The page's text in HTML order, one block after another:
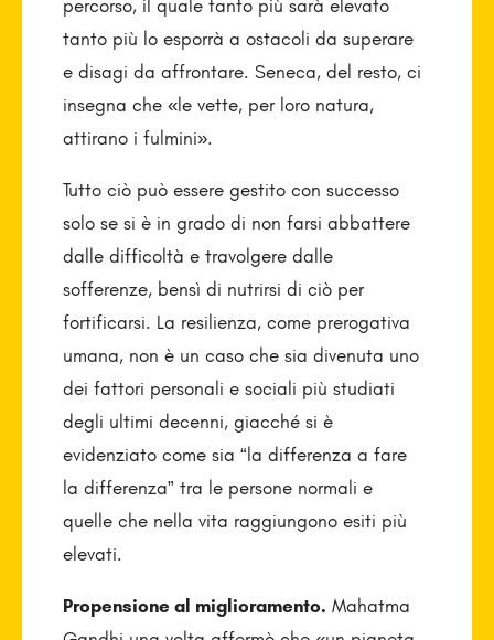
percorso, il quale tanto più sarà elevato
tanto più lo esporrà a ostacoli da superare
e disagi da affrontare. Seneca, del resto, ci
insegna che «le vette, per loro natura,
attirano i fulmini».
Tutto ciò può essere gestito con successo
solo se si è in grado di non farsi abbattere
dalle difficoltà e travolgere dalle
sofferenze, bensì di nutrirsi di ciò per
fortificarsi. La resilienza, come prerogativa
umana, non è un caso che sia divenuta uno
dei fattori personali e sociali più studiati
degli ultimi decenni, giacché si è
evidenziato come sia “la differenza a fare
la differenza” tra le persone normali e
quelle che nella vita raggiungono esiti più
elevati.
Propensione al miglioramento. Mahatma